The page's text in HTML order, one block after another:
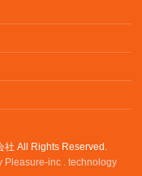
社 All Rights Reserved.
Pleasure-inc . technology